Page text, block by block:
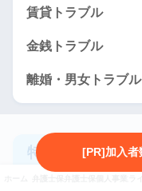
賃貸トラブル
金銭トラブル
離婚・男女トラブル
特集 [PR]加入者